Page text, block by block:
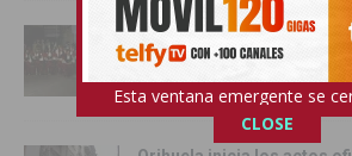
Cox se rinde al esplendor
18/07/2026
Esta ventana emergente se
CLOSE